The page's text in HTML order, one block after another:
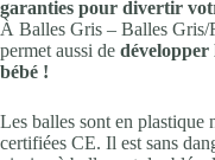
garanties pour divertir
À Balles Gris – Balles Gris/
permet aussi de développer
bébé !
Les balles sont en plastique
certifiées CE. Il est sans